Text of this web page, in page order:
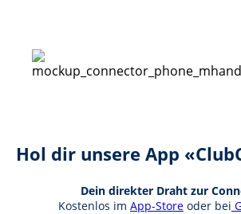
Hol dir unsere App
Dein direkter Draht zur
Kostenlos im App-Store oder bei